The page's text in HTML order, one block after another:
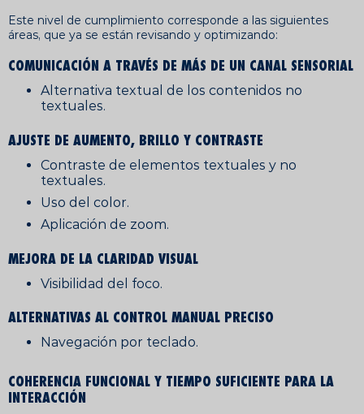
Este nivel de cumplimiento corresponde a las siguientes
áreas, que ya se están revisando y optimizando:
COMUNICACIÓN A TRAVÉS DE MÁS DE UN CANAL SENSORIAL
Alternativa textual de los contenidos no
textuales.
AJUSTE DE AUMENTO, BRILLO Y CONTRASTE
Contraste de elementos textuales y no
textuales.
Uso del color.
Aplicación de zoom.
MEJORA DE LA CLARIDAD VISUAL
Visibilidad del foco.
ALTERNATIVAS AL CONTROL MANUAL PRECISO
Navegación por teclado.
COHERENCIA FUNCIONAL Y TIEMPO SUFICIENTE PARA LA
INTERACCIÓN